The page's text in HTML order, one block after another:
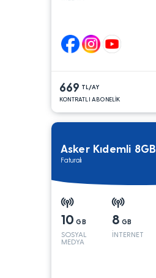
669 TL/AY
KONTRATLI ABONELİK
Asker Kıdemli 8GB
Faturalı
10 GB
SOSYAL
MEDYA
8 GB
İNTERNET